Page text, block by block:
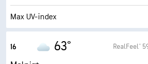
Sikt
Max UV-index
Fuktighet
16 63° RealFeel®